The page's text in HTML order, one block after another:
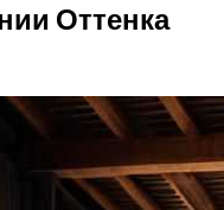
Оттенка